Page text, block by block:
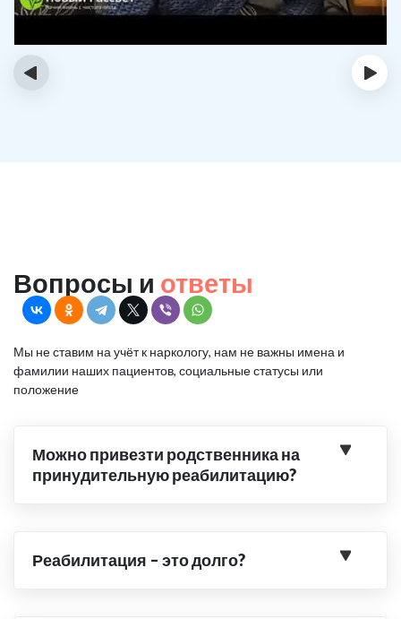
‹ ›
Вопросы и ответы
Мы не ставим на учёт к наркологу, нам не важны имена и
фамилии наших пациентов, социальные статусы или
положение
Можно привезти родственника на
принудительную реабилитацию?
Реабилитация – это долго?